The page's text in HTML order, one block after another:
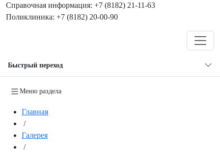
Справочная информация: +7 (8182) 21-11-63
Поликлиника: +7 (8182) 20-00-90
Быстрый переход
Меню раздела
Главная
/
Галерея
/